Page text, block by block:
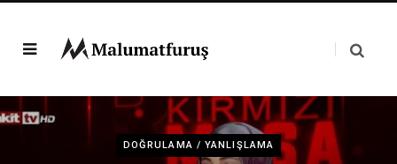
DOĞRULAMA / YANLIŞLAMA